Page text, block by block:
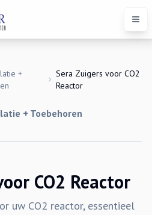
+
Sera Zuigers voor CO2
Reactor
+ Toebehoren
CO2 Reactor
uw CO2 reactor, essentieel